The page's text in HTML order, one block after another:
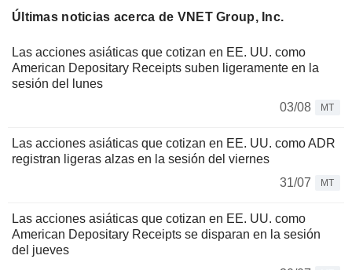
Últimas noticias acerca de VNET Group, Inc.
Las acciones asiáticas que cotizan en EE. UU. como
American Depositary Receipts suben ligeramente en la
sesión del lunes
03/08
MT
Las acciones asiáticas que cotizan en EE. UU. como ADR
registran ligeras alzas en la sesión del viernes
31/07
MT
Las acciones asiáticas que cotizan en EE. UU. como
American Depositary Receipts se disparan en la sesión
del jueves